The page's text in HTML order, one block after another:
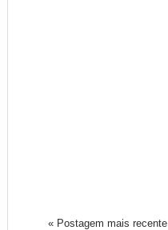
« Postagem mais recente